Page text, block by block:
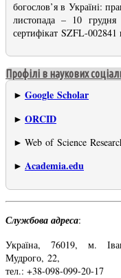
богослов’я в Україні:
листопада – 10
сертифікат SZFL-002841
Профілі в наукових
► Google Scholar
► ORCID
► Web of Science
► Academia.edu
Службова адреса:
Україна, 76019, м.
Мудрого, 22,
тел.: +38-098-099-20-17